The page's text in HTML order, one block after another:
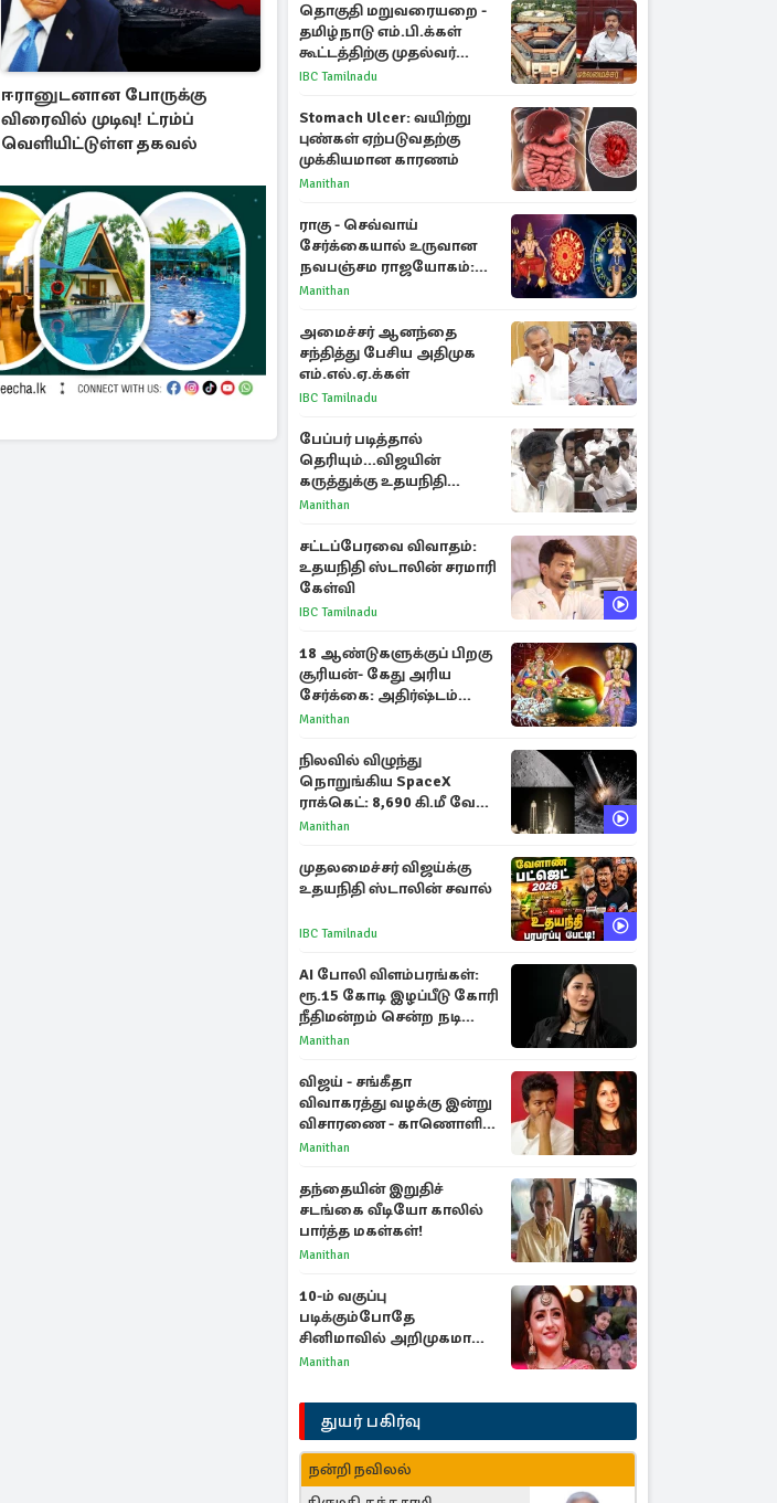
ஈரானுடனான போருக்கு
விரைவில் முடிவு! ட்ரம்ப்
வெளியிட்டுள்ள தகவல்
தொகுதி மறுவரையறை -
தமிழ்நாடு எம்.பி.க்கள்
கூட்டத்திற்கு முதல்வர்
விஜய் அழைப்பு
IBC Tamilnadu
Stomach Ulcer: வயிற்று
புண்கள் ஏற்படுவதற்கு
முக்கியமான காரணம்
Manithan
ராகு - செவ்வாய்
சேர்க்கையால் உருவான
நவபஞ்சம ராஜயோகம்:
அதிர்ஷ்டம் பெறும் 3
Manithan
அமைச்சர் ஆனந்தை
சந்தித்து பேசிய அதிமுக
எம்.எல்.ஏ.க்கள்
IBC Tamilnadu
பேப்பர் படித்தால்
தெரியும்...விஜயின்
கருத்துக்கு உதயநிதி
பதிலடி - பேரவையில்
Manithan
சட்டப்பேரவை விவாதம்:
உதயநிதி ஸ்டாலின் சரமாரி
கேள்வி
IBC Tamilnadu
18 ஆண்டுகளுக்குப் பிறகு
சூரியன்- கேது அரிய
சேர்க்கை: அதிர்ஷ்டம்
பெறும் 3 ராசிகள்!
Manithan
நிலவில் விழுந்து
நொறுங்கிய SpaceX
ராக்கெட்: 8,690 கி.மீ வேக
மோதலால் உருவான புதிய
Manithan
முதலமைச்சர் விஜய்க்கு
உதயநிதி ஸ்டாலின் சவால்
IBC Tamilnadu
AI போலி விளம்பரங்கள்:
ரூ.15 கோடி இழப்பீடு கோரி
நீதிமன்றம் சென்ற நடிகை
ஸ்ருதி ஹாசன்!
Manithan
விஜய் - சங்கீதா
விவாகரத்து வழக்கு இன்று
விசாரணை - காணொளி
மூலம் ஆஜராக வாய்ப்பு
Manithan
தந்தையின் இறுதிச்
சடங்கை வீடியோ காலில்
பார்த்த மகள்கள்!
Manithan
10-ம் வகுப்பு
படிக்கும்போதே
சினிமாவில் அறிமுகமான
த்ரிஷா! உண்மையை
காந்தி
Manithan
துயர் பகிர்வு
நன்றி நவிலல்